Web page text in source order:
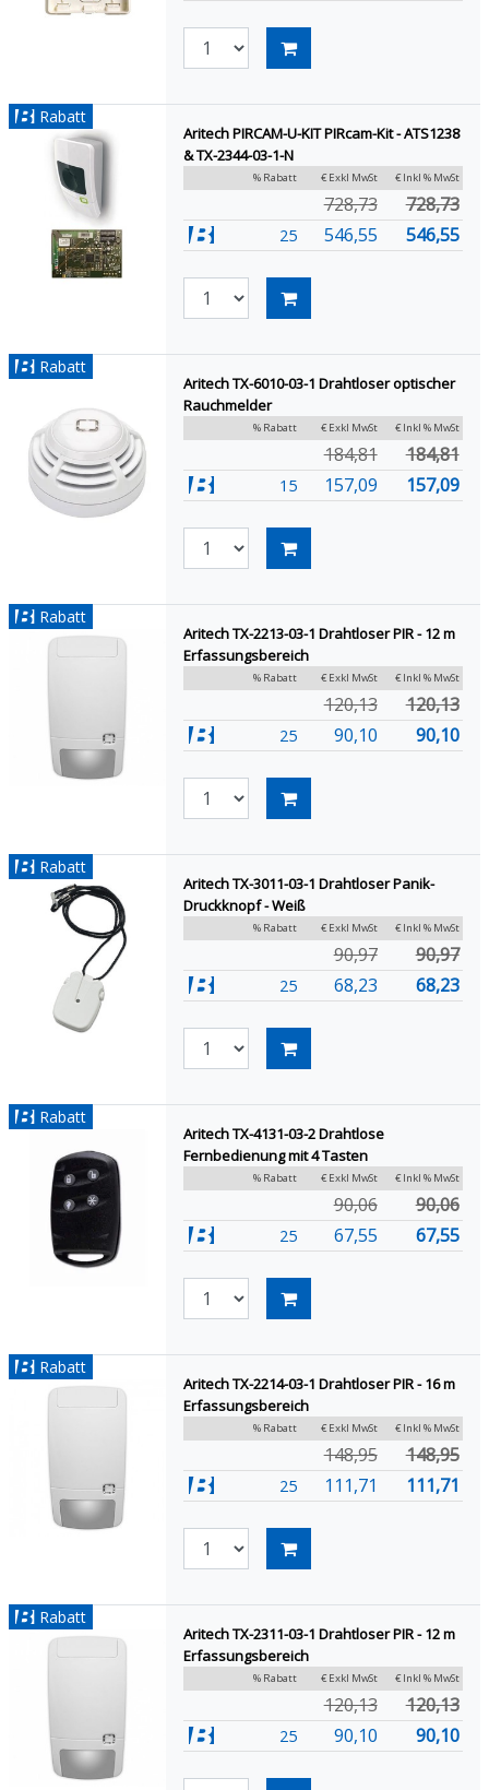
Rabatt
Aritech PIRCAM-U-KIT PIRcam-Kit - ATS1238
& TX-2344-03-1-N
% Rabatt € Exkl MwSt € Inkl % MwSt
728,73 728,73
25 546,55 546,55
Rabatt
Aritech TX-6010-03-1 Drahtloser optischer
Rauchmelder
% Rabatt € Exkl MwSt € Inkl % MwSt
184,81 184,81
15 157,09 157,09
Rabatt
Aritech TX-2213-03-1 Drahtloser PIR - 12 m
Erfassungsbereich
% Rabatt € Exkl MwSt € Inkl % MwSt
120,13 120,13
25 90,10 90,10
Rabatt
Aritech TX-3011-03-1 Drahtloser Panik-
Druckknopf - Weiß
% Rabatt € Exkl MwSt € Inkl % MwSt
90,97 90,97
25 68,23 68,23
Rabatt
Aritech TX-4131-03-2 Drahtlose
Fernbedienung mit 4 Tasten
% Rabatt € Exkl MwSt € Inkl % MwSt
90,06 90,06
25 67,55 67,55
Rabatt
Aritech TX-2214-03-1 Drahtloser PIR - 16 m
Erfassungsbereich
% Rabatt € Exkl MwSt € Inkl % MwSt
148,95 148,95
25 111,71 111,71
Rabatt
Aritech TX-2311-03-1 Drahtloser PIR - 12 m
Erfassungsbereich
% Rabatt € Exkl MwSt € Inkl % MwSt
120,13 120,13
25 90,10 90,10